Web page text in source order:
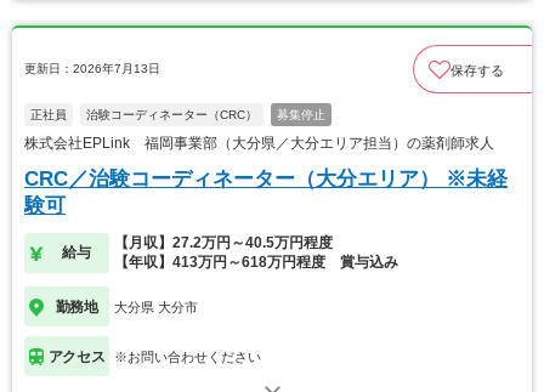
更新日：2026年7月13日 保存する
正社員 治験コーディネーター（CRC） 募集停止
株式会社EPLink 福岡事業部（大分県／大分エリア担当）の薬剤師求人
CRC／治験コーディネーター（大分エリア） ※未経
験可
給与
【月収】27.2万円～40.5万円程度
【年収】413万円～618万円程度 賞与込み
勤務地 大分県 大分市
アクセス ※お問い合わせください